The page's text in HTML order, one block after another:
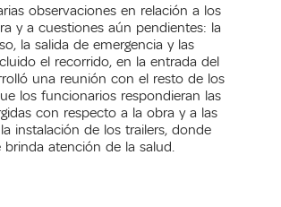
observaciones en relación a los
y a cuestiones aún pendientes: la
la salida de emergencia y las
el recorrido, en la entrada del
una reunión con el resto de los
los funcionarios respondieran las
con respecto a la obra y a las
instalación de los trailers, donde
atención de la salud.